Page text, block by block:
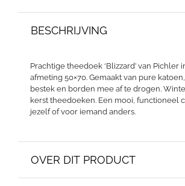
BESCHRIJVING
Prachtige theedoek ‘Blizzard’ van Pichler
afmeting 50×70. Gemaakt van pure
bestek en borden mee af te drogen.
kerst theedoeken. Een mooi, functioneel
jezelf of voor iemand anders.
OVER DIT PRODUCT